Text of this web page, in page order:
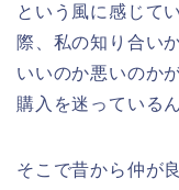
という風に感じて
際、私の知り合い
いいのか悪いのか
購入を迷っている
そこで昔から仲が